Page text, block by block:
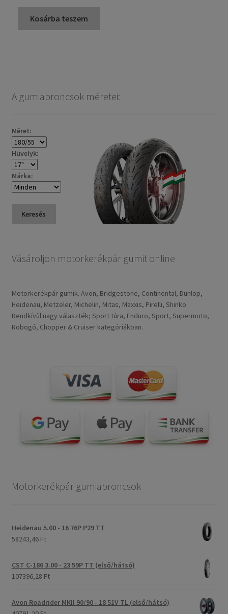
Kosárba teszem
A gumiabroncsok méretei:
Méret:
Hüvelyk:
Márka:
Keresés
Vásároljon motorkerékpár gumit online
Motorkerékpár gumik. Avon, Bridgestone, Continental, Dunlop,
Heidenau, Metzeler, Michelin, Mitas, Maxxis, Pirelli, Shinko.
Rendkívül nagy választék; Sport túra, Enduro, Sport, Supermoto,
Robogó, Chopper & Cruiser kategóriákban.
Motorkerékpár gumiabroncsok
Heidenau 5.00 - 16 76P P29 TT
58243,46 Ft
CST C-186 3.00 - 23 59P TT (első/hátsó)
107396,28 Ft
Avon Roadrider MKII 90/90 - 18 51V TL (első/hátsó)